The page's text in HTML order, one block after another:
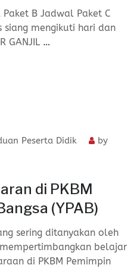
Paket B Jadwal Paket C
mengikuti hari dan
GANJIL …
Peserta Didik
by
di PKBM
(YPAB)
sering ditanyakan oleh
belajar
di PKBM Pemimpin